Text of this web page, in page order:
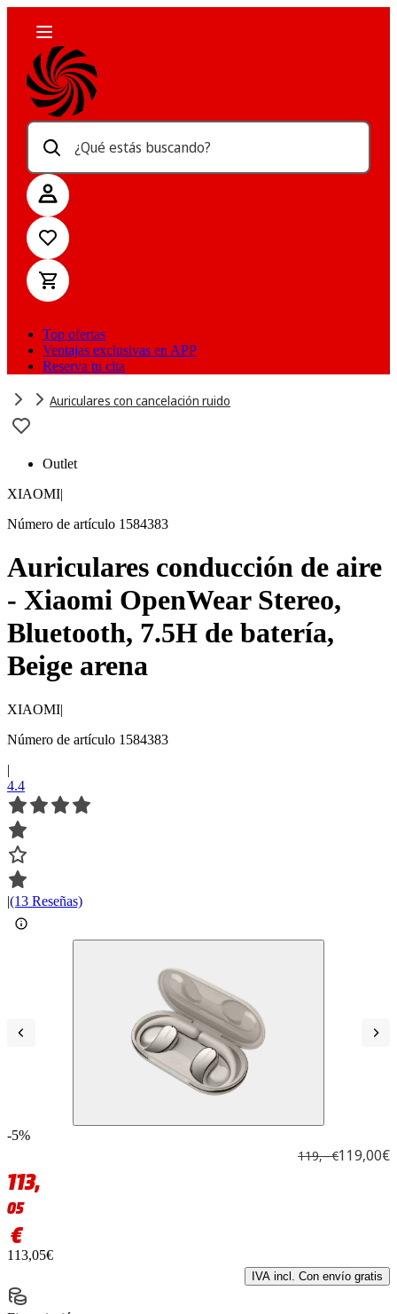
¿Qué estás buscando?
Top ofertas
Ventajas exclusivas en APP
Reserva tu cita
Auriculares con cancelación ruido
Outlet
XIAOMI|
Número de artículo 1584383
Auriculares conducción de aire
- Xiaomi OpenWear Stereo,
Bluetooth, 7.5H de batería,
Beige arena
XIAOMI|
Número de artículo 1584383
|
4.4
|(13 Reseñas)
-5%
119,– €119,00€
113,
05
€
113,05€
IVA incl. Con envío gratis